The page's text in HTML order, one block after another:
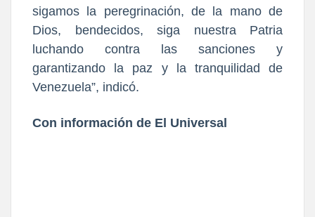
sigamos la peregrinación, de la mano de
Dios, bendecidos, siga nuestra Patria
luchando contra las sanciones y
garantizando la paz y la tranquilidad de
Venezuela”, indicó.
Con información de El Universal